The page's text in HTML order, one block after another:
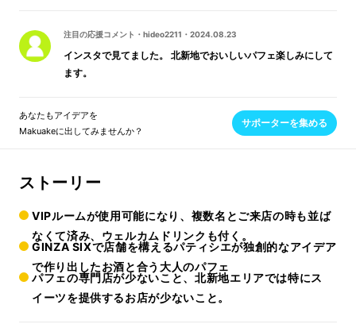
注目の応援コメント ・ hideo2211 ・ 2024.08.23
インスタで見てました。 北新地でおいしいパフェ楽しみにして
ます。
あなたもアイデアを
Makuakeに出してみませんか？
サポーターを集める
ストーリー
VIPルームが使用可能になり、複数名とご来店の時も並ば
なくて済み、ウェルカムドリンクも付く。
GINZA SIXで店舗を構えるパティシエが独創的なアイデア
で作り出したお酒と合う大人のパフェ
パフェの専門店が少ないこと、北新地エリアでは特にス
イーツを提供するお店が少ないこと。